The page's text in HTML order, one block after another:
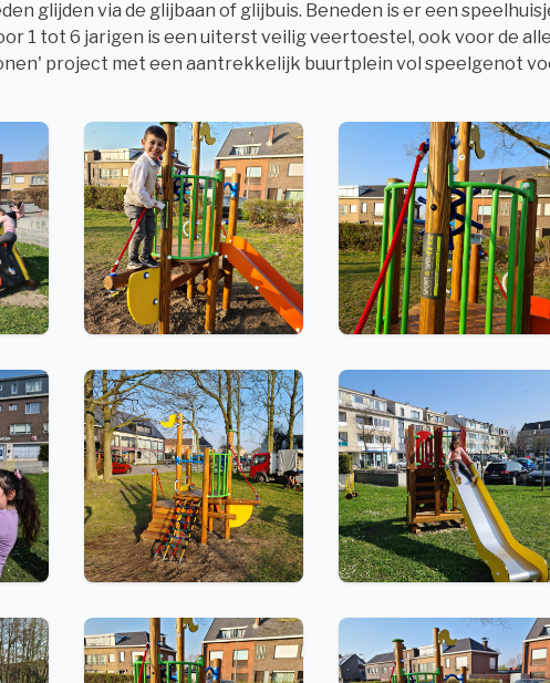
glijden via de glijbaan of glijbuis. Beneden is er een
1 tot 6 jarigen is een uiterst veilig veertoestel, ook voor de
project met een aantrekkelijk buurtplein vol speelgenot